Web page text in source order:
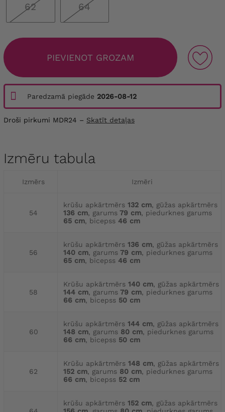
62 64
PIEVIENOT GROZAM
Paredzamā piegāde 2026-08-12
Droši pirkumi MDR24 – Skatīt detaļas
Izmēru tabula
Izmērs Izmēri
54
krūšu apkārtmērs 132 cm, gūžas apkārtmērs
136 cm, garums 79 cm, piedurknes garums
65 cm, bicepss 46 cm
56
krūšu apkārtmērs 136 cm, gūžas apkārtmērs
140 cm, garums 79 cm, piedurknes garums
65 cm, bicepss 46 cm
58
Krūšu apkārtmērs 140 cm, gūžas apkārtmērs
144 cm, garums 79 cm, piedurknes garums
66 cm, bicepss 50 cm
60
krūšu apkārtmērs 144 cm, gūžas apkārtmērs
148 cm, garums 80 cm, piedurknes garums
66 cm, bicepss 50 cm
62
Krūšu apkārtmērs 148 cm, gūžas apkārtmērs
152 cm, garums 80 cm, piedurknes garums
66 cm, bicepss 52 cm
krūšu apkārtmērs 152 cm, gūžas apkārtmērs